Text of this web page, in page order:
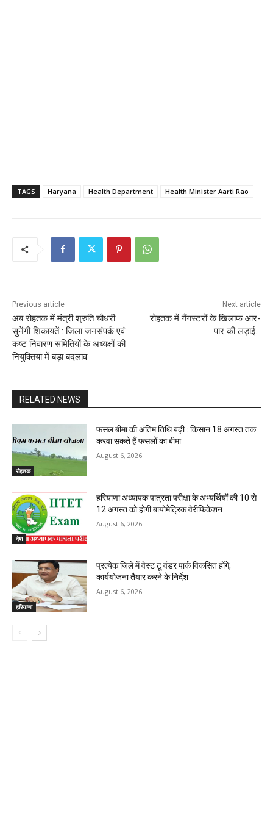
TAGS Haryana Health Department Health Minister Aarti Rao
Previous article
अब रोहतक में मंत्री श्रुति चौधरी
सुनेंगी शिकायतें : जिला जनसंपर्क एवं
कष्ट निवारण समितियों के अध्यक्षों की
नियुक्तियां में बड़ा बदलाव
Next article
रोहतक में गैंगस्टरों के खिलाफ आर-
पार की लड़ाई…
RELATED NEWS
रोहतक
फसल बीमा की अंतिम तिथि बढ़ी : किसान 18 अगस्त तक
करवा सकते हैं फसलों का बीमा
August 6, 2026
देश
हरियाणा अध्यापक पात्रता परीक्षा के अभ्यर्थियों की 10 से
12 अगस्त को होगी बायोमेट्रिक वेरीफिकेशन
August 6, 2026
हरियाणा
प्रत्येक जिले में वेस्ट टू वंडर पार्क विकसित होंगे,
कार्ययोजना तैयार करने के निर्देश
August 6, 2026